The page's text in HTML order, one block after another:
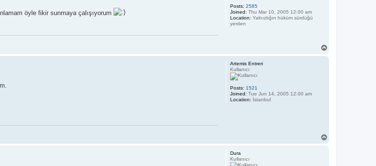
Posts: 2585
Joined: Thu Mar 10, 2005 12:00 am
Location: Yalnızlığın hüküm sürdüğü
yerden
öyle fikir sunmaya çalışıyorum
Artemis Entreri
Kullanıcı
Posts: 1521
Joined: Tue Jun 14, 2005 12:00 am
Location: İstanbul
Dura
Kullanıcı